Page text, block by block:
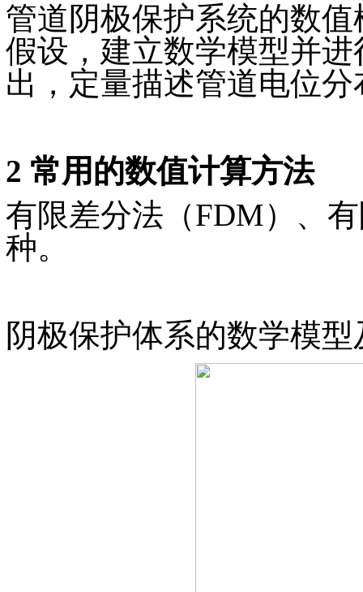
管道阴极保护系统的数
假设，建立数学模型并
出，定量描述管道电位
2 常用的数值计算方法
有限差分法（FDM）、
种。
阴极保护体系的数学模